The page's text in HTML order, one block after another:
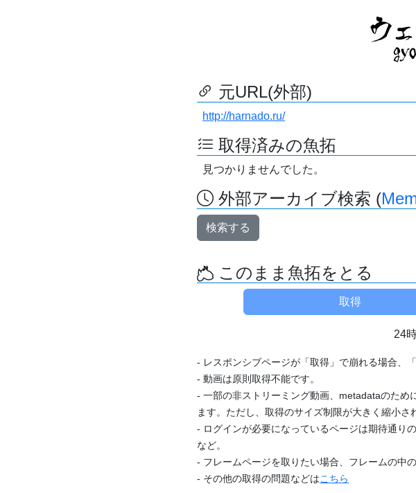
元URL(外部)
http://harnado.ru/
取得済みの魚拓
見つかりませんでした。
外部アーカイブ検索 (
検索する
このまま魚拓をとる
24
- レスポンシブページが「取得」で崩れる場合、
- 動画は原則取得不能です。
- 一部の非ストリーミング動画、metadataのため
ます。ただし、取得のサイズ制限が大きく縮小さ
- ログインが必要になっているページは期待通り
など。
- フレームページを取りたい場合、フレームの中
- その他の取得の問題などはこちら